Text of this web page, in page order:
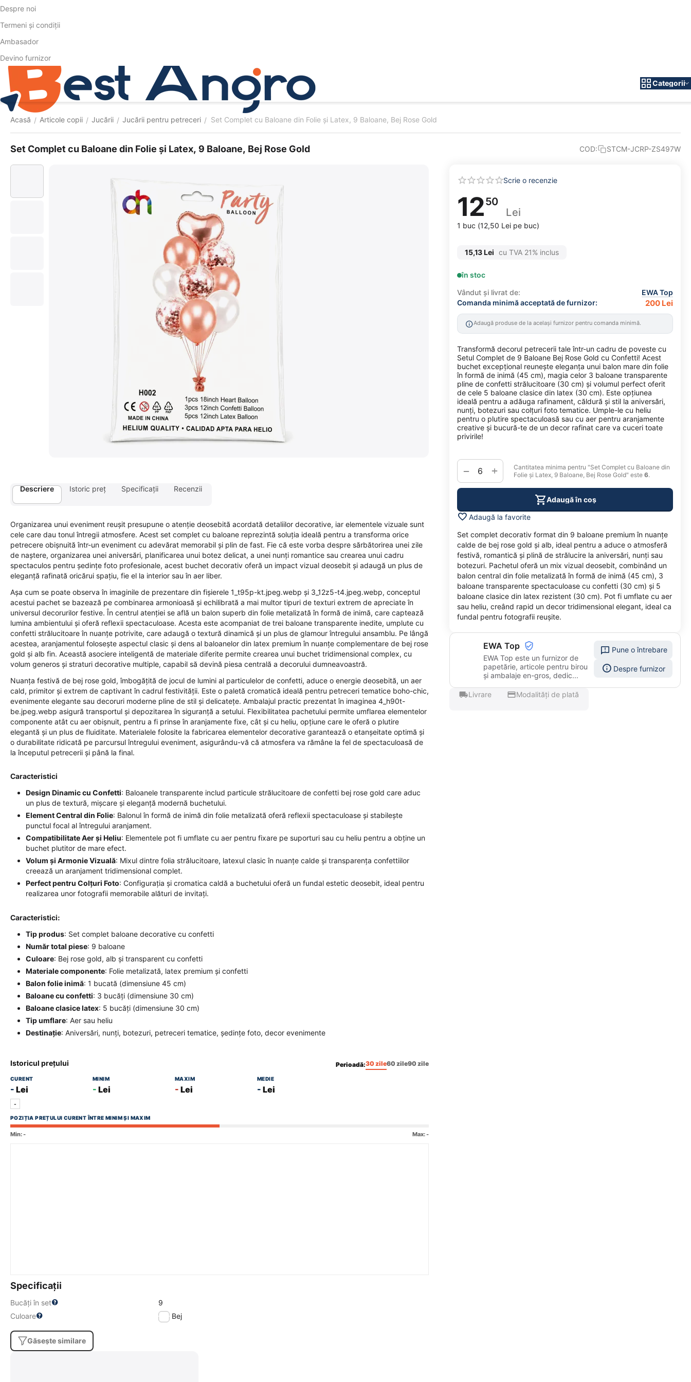
Despre noi
Termeni și condiții
Ambasador
Devino furnizor
Categorii
Acasă / Articole copii / Jucării / Jucării pentru petreceri / Set Complet cu Baloane din Folie și Latex, 9 Baloane, Bej Rose Gold
Set Complet cu Baloane din Folie și Latex, 9 Baloane, Bej Rose Gold COD: STCM-JCRP-ZS497W
Scrie o recenzie
1250
Lei
1 buc (12,50 Lei pe buc)
15,13Lei cu TVA 21% inclus
în stoc
Vândut și livrat de:
EWA Top
Comanda minimă acceptată de furnizor:
200 Lei
Adaugă produse de la același furnizor pentru comanda minimă.
Transformă decorul petrecerii tale într-un cadru de poveste cu
Setul Complet de 9 Baloane Bej Rose Gold cu Confetti! Acest
buchet excepțional reunește eleganța unui balon mare din folie
în formă de inimă (45 cm), magia celor 3 baloane transparente
pline de confetti strălucitoare (30 cm) și volumul perfect oferit
de cele 5 baloane clasice din latex (30 cm). Este opțiunea
ideală pentru a adăuga rafinament, căldură și stil la aniversări,
nunți, botezuri sau colțuri foto tematice. Umple-le cu heliu
pentru o plutire spectaculoasă sau cu aer pentru aranjamente
creative și bucură-te de un decor rafinat care va cuceri toate
privirile!
+
−
Cantitatea minima pentru "Set Complet cu Baloane din
Folie și Latex, 9 Baloane, Bej Rose Gold" este 6.
Adaugă în coș
Adaugă la favorite
Set complet decorativ format din 9 baloane premium în nuanțe
calde de bej rose gold și alb, ideal pentru a aduce o atmosferă
festivă, romantică și plină de strălucire la aniversări, nunți sau
botezuri. Pachetul oferă un mix vizual deosebit, combinând un
balon central din folie metalizată în formă de inimă (45 cm), 3
baloane transparente spectaculoase cu confetti (30 cm) și 5
baloane clasice din latex rezistent (30 cm). Pot fi umflate cu aer
sau heliu, creând rapid un decor tridimensional elegant, ideal ca
fundal pentru fotografii reușite.
EWA Top
EWA Top este un furnizor de
papetărie, articole pentru birou
și ambalaje en-gros, dedic...
Pune o întrebare
Despre furnizor
Livrare Modalități de plată
Descriere Istoric preț Specificații Recenzii
Organizarea unui eveniment reușit presupune o atenție deosebită acordată detaliilor decorative, iar elementele vizuale sunt
cele care dau tonul întregii atmosfere. Acest set complet cu baloane reprezintă soluția ideală pentru a transforma orice
petrecere obișnuită într-un eveniment cu adevărat memorabil și plin de fast. Fie că este vorba despre sărbătorirea unei zile
de naștere, organizarea unei aniversări, planificarea unui botez delicat, a unei nunți romantice sau crearea unui cadru
spectaculos pentru ședințe foto profesionale, acest buchet decorativ oferă un impact vizual deosebit și adaugă un plus de
eleganță rafinată oricărui spațiu, fie el la interior sau în aer liber.
Așa cum se poate observa în imaginile de prezentare din fișierele 1_t95p-kt.jpeg.webp și 3_12z5-t4.jpeg.webp, conceptul
acestui pachet se bazează pe combinarea armonioasă și echilibrată a mai multor tipuri de texturi extrem de apreciate în
universul decorurilor festive. În centrul atenției se află un balon superb din folie metalizată în formă de inimă, care captează
lumina ambientului și oferă reflexii spectaculoase. Acesta este acompaniat de trei baloane transparente inedite, umplute cu
confetti strălucitoare în nuanțe potrivite, care adaugă o textură dinamică și un plus de glamour întregului ansamblu. Pe lângă
acestea, aranjamentul folosește aspectul clasic și dens al baloanelor din latex premium în nuanțe complementare de bej rose
gold și alb fin. Această asociere inteligentă de materiale diferite permite crearea unui buchet tridimensional complex, cu
volum generos și straturi decorative multiple, capabil să devină piesa centrală a decorului dumneavoastră.
Nuanța festivă de bej rose gold, îmbogățită de jocul de lumini al particulelor de confetti, aduce o energie deosebită, un aer
cald, primitor și extrem de captivant în cadrul festivității. Este o paletă cromatică ideală pentru petreceri tematice boho-chic,
evenimente elegante sau decoruri moderne pline de stil și delicatețe. Ambalajul practic prezentat în imaginea 4_h90t-
be.jpeg.webp asigură transportul și depozitarea în siguranță a setului. Flexibilitatea pachetului permite umflarea elementelor
componente atât cu aer obișnuit, pentru a fi prinse în aranjamente fixe, cât și cu heliu, opțiune care le oferă o plutire
elegantă și un plus de fluiditate. Materialele folosite la fabricarea elementelor decorative garantează o etanșeitate optimă și
o durabilitate ridicată pe parcursul întregului eveniment, asigurându-vă că atmosfera va rămâne la fel de spectaculoasă de
la începutul petrecerii și până la final.
Caracteristici
Design Dinamic cu Confetti: Baloanele transparente includ particule strălucitoare de confetti bej rose gold care aduc
un plus de textură, mișcare și eleganță modernă buchetului.
Element Central din Folie: Balonul în formă de inimă din folie metalizată oferă reflexii spectaculoase și stabilește
punctul focal al întregului aranjament.
Compatibilitate Aer și Heliu: Elementele pot fi umflate cu aer pentru fixare pe suporturi sau cu heliu pentru a obține un
buchet plutitor de mare efect.
Volum și Armonie Vizuală: Mixul dintre folia strălucitoare, latexul clasic în nuanțe calde și transparența confettiilor
creează un aranjament tridimensional complet.
Perfect pentru Colțuri Foto: Configurația și cromatica caldă a buchetului oferă un fundal estetic deosebit, ideal pentru
realizarea unor fotografii memorabile alături de invitați.
Caracteristici:
Tip produs: Set complet baloane decorative cu confetti
Număr total piese: 9 baloane
Culoare: Bej rose gold, alb și transparent cu confetti
Materiale componente: Folie metalizată, latex premium și confetti
Balon folie inimă: 1 bucată (dimensiune 45 cm)
Baloane cu confetti: 3 bucăți (dimensiune 30 cm)
Baloane clasice latex: 5 bucăți (dimensiune 30 cm)
Tip umflare: Aer sau heliu
Destinație: Aniversări, nunți, botezuri, petreceri tematice, ședințe foto, decor evenimente
Istoricul prețului Perioadă:30 zile60 zile90 zile
CURENT
- Lei
-
MINIM
- Lei
MAXIM
- Lei
MEDIE
- Lei
POZIȚIA PREȚULUI CURENT ÎNTRE MINIM ȘI MAXIM
Min:- Max:-
Specificații
Bucăți în set
9
Culoare
Bej
Găsește similare